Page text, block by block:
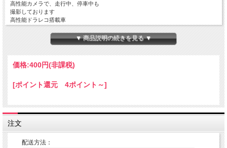
高性能カメラで、走行中、停車中も
撮影しております
高性能ドラレコ搭載車
本体サイズ：約７５ｘ１２０ｍｍ
Made in JAPAN
ルームミラーの構造により、ParkingPermitをぶら下げた時
ミラーの構造をご確認いただき、ご購入ください。
▼ 商品説明の続きを見る ▼
価格:400円(非課税)
[ポイント還元 4ポイント～]
注文
配送方法：